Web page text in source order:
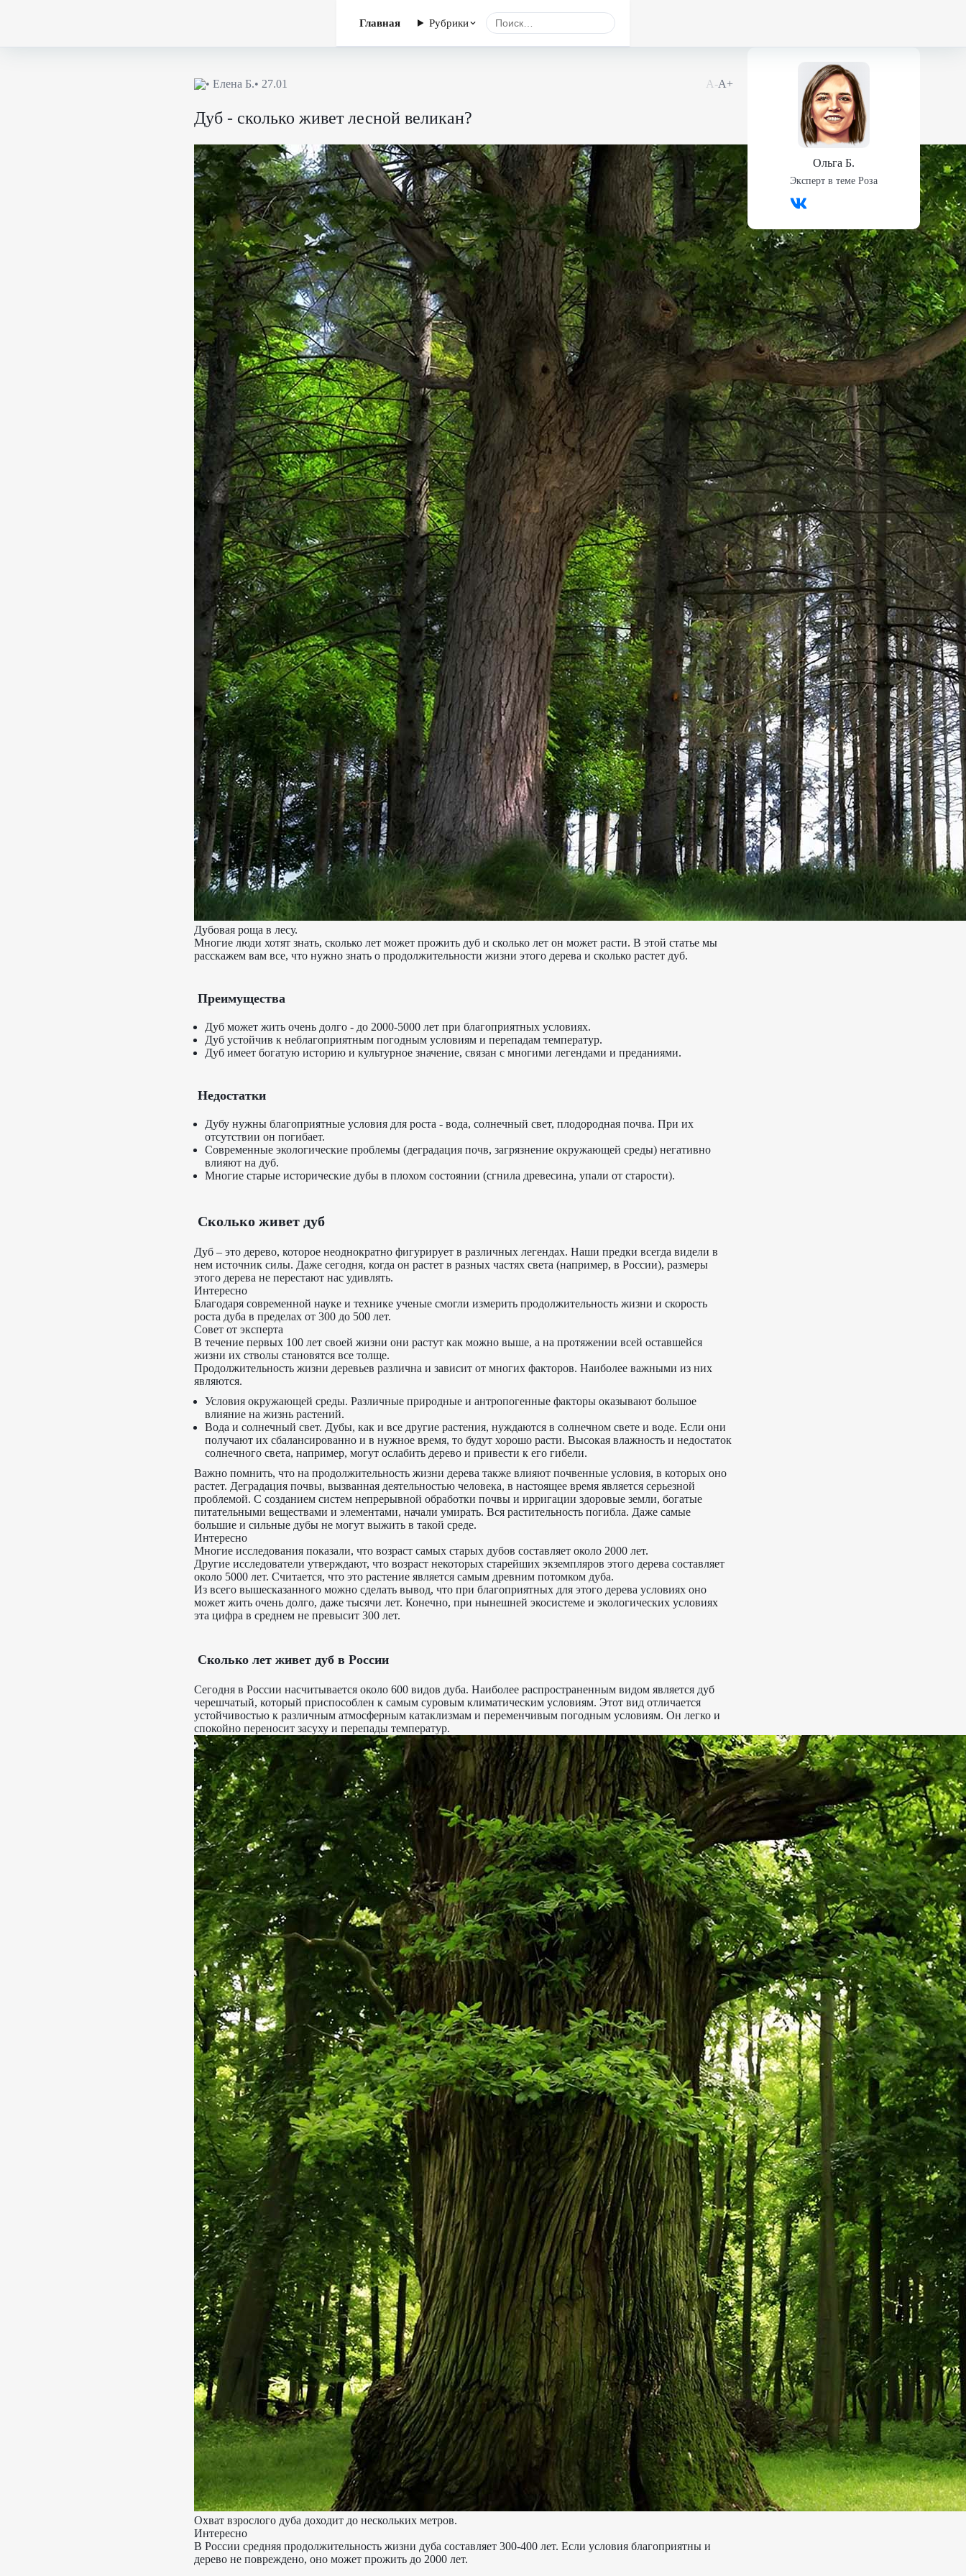
Главная Рубрики
• Елена Б.• 27.01 А-А+
Дуб - сколько живет лесной великан?
Дубовая роща в лесу.
Многие люди хотят знать, сколько лет может прожить дуб и сколько лет он может расти. В этой статье мы
расскажем вам все, что нужно знать о продолжительности жизни этого дерева и сколько растет дуб.
Преимущества
Дуб может жить очень долго - до 2000-5000 лет при благоприятных условиях.
Дуб устойчив к неблагоприятным погодным условиям и перепадам температур.
Дуб имеет богатую историю и культурное значение, связан с многими легендами и преданиями.
Недостатки
Дубу нужны благоприятные условия для роста - вода, солнечный свет, плодородная почва. При их
отсутствии он погибает.
Современные экологические проблемы (деградация почв, загрязнение окружающей среды) негативно
влияют на дуб.
Многие старые исторические дубы в плохом состоянии (сгнила древесина, упали от старости).
Сколько живет дуб
Дуб – это дерево, которое неоднократно фигурирует в различных легендах. Наши предки всегда видели в
нем источник силы. Даже сегодня, когда он растет в разных частях света (например, в России), размеры
этого дерева не перестают нас удивлять.
Интересно
Благодаря современной науке и технике ученые смогли измерить продолжительность жизни и скорость
роста дуба в пределах от 300 до 500 лет.
Совет от эксперта
В течение первых 100 лет своей жизни они растут как можно выше, а на протяжении всей оставшейся
жизни их стволы становятся все толще.
Продолжительность жизни деревьев различна и зависит от многих факторов. Наиболее важными из них
являются.
Условия окружающей среды. Различные природные и антропогенные факторы оказывают большое
влияние на жизнь растений.
Вода и солнечный свет. Дубы, как и все другие растения, нуждаются в солнечном свете и воде. Если они
получают их сбалансированно и в нужное время, то будут хорошо расти. Высокая влажность и недостаток
солнечного света, например, могут ослабить дерево и привести к его гибели.
Важно помнить, что на продолжительность жизни дерева также влияют почвенные условия, в которых оно
растет. Деградация почвы, вызванная деятельностью человека, в настоящее время является серьезной
проблемой. С созданием систем непрерывной обработки почвы и ирригации здоровые земли, богатые
питательными веществами и элементами, начали умирать. Вся растительность погибла. Даже самые
большие и сильные дубы не могут выжить в такой среде.
Интересно
Многие исследования показали, что возраст самых старых дубов составляет около 2000 лет.
Другие исследователи утверждают, что возраст некоторых старейших экземпляров этого дерева составляет
около 5000 лет. Считается, что это растение является самым древним потомком дуба.
Из всего вышесказанного можно сделать вывод, что при благоприятных для этого дерева условиях оно
может жить очень долго, даже тысячи лет. Конечно, при нынешней экосистеме и экологических условиях
эта цифра в среднем не превысит 300 лет.
Сколько лет живет дуб в России
Сегодня в России насчитывается около 600 видов дуба. Наиболее распространенным видом является дуб
черешчатый, который приспособлен к самым суровым климатическим условиям. Этот вид отличается
устойчивостью к различным атмосферным катаклизмам и переменчивым погодным условиям. Он легко и
спокойно переносит засуху и перепады температур.
Охват взрослого дуба доходит до нескольких метров.
Интересно
В России средняя продолжительность жизни дуба составляет 300-400 лет. Если условия благоприятны и
дерево не повреждено, оно может прожить до 2000 лет.
Ольга Б.
Эксперт в теме Роза